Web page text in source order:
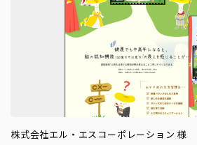
株式会社エル・エスコーポレーション 様